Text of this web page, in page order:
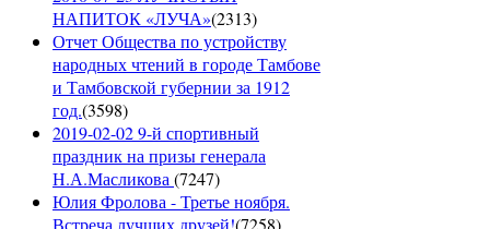
НАПИТОК «ЛУЧА»(2313)
Отчет Общества по устройству
народных чтений в городе Тамбове
и Тамбовской губернии за 1912
год.(3598)
2019-02-02 9-й спортивный
праздник на призы генерала
Н.А.Масликова(7247)
Юлия Фролова - Третье ноября.